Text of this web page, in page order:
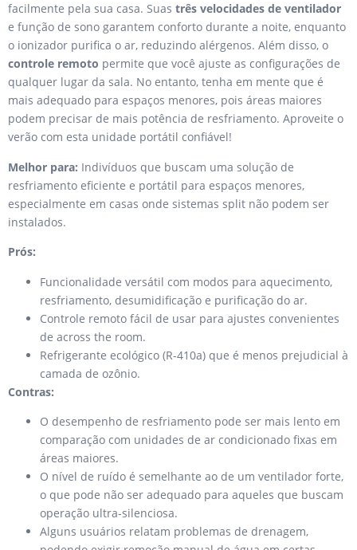
facilmente pela sua casa. Suas três velocidades de ventilador
e função de sono garantem conforto durante a noite, enquanto
o ionizador purifica o ar, reduzindo alérgenos. Além disso, o
controle remoto permite que você ajuste as configurações de
qualquer lugar da sala. No entanto, tenha em mente que é
mais adequado para espaços menores, pois áreas maiores
podem precisar de mais potência de resfriamento. Aproveite o
verão com esta unidade portátil confiável!
Melhor para: Indivíduos que buscam uma solução de
resfriamento eficiente e portátil para espaços menores,
especialmente em casas onde sistemas split não podem ser
instalados.
Prós:
Funcionalidade versátil com modos para aquecimento,
resfriamento, desumidificação e purificação do ar.
Controle remoto fácil de usar para ajustes convenientes
de across the room.
Refrigerante ecológico (R-410a) que é menos prejudicial à
camada de ozônio.
Contras:
O desempenho de resfriamento pode ser mais lento em
comparação com unidades de ar condicionado fixas em
áreas maiores.
O nível de ruído é semelhante ao de um ventilador forte,
o que pode não ser adequado para aqueles que buscam
operação ultra-silenciosa.
Alguns usuários relatam problemas de drenagem,